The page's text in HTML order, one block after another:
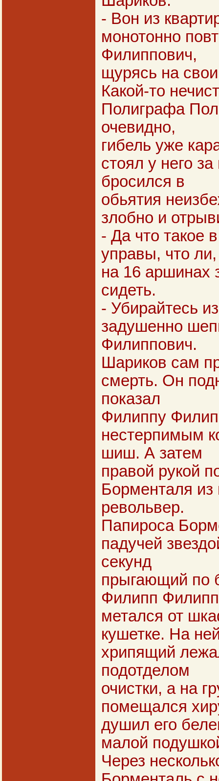
- Вон из
монотонно
Филиппович,
щурясь на свои
Какой-то
Полиграфа
очевидно,
гибель уже
стоял у него
бросился в
обьятия
злобно и
- Да что такое
управы, что
на 16 аршинах
сидеть.
- Убирайтесь
задушенно
Филиппович.
Шариков сам
смерть. Он
показал
Филиппу
нестерпимым
шиш. А затем
правой рукой
Борменталя
револьвер.
Папироса
падучей
секунд
прыгающий по
Филипп
метался от
кушетке. На
хрипящий
подотделом
очистки, а на
помещался
душил его
малой
Через